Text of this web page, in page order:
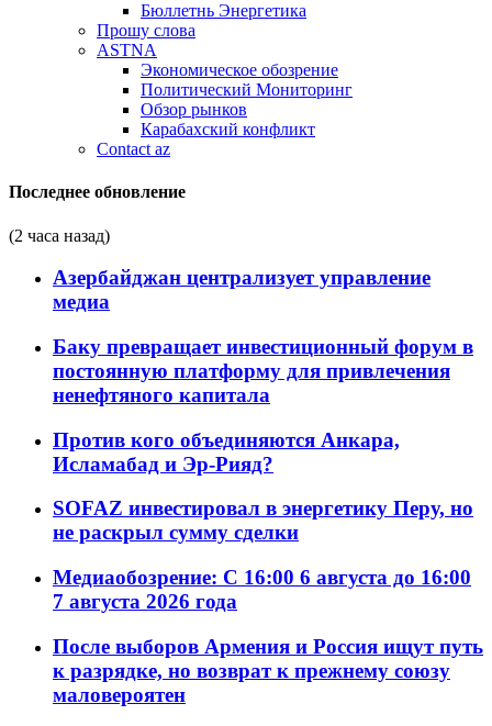
Бюллетнь Энергетика
Прошу слова
ASTNA
Экономическое обозрение
Политический Мониторинг
Обзор рынков
Карабахский конфликт
Contact az
Последнее обновление
(2 часа назад)
Азербайджан централизует управление
медиа
Баку превращает инвестиционный форум в
постоянную платформу для привлечения
ненефтяного капитала
Против кого объединяются Анкара,
Исламабад и Эр-Рияд?
SOFAZ инвестировал в энергетику Перу, но
не раскрыл сумму сделки
Медиаобозрение: С 16:00 6 августа до 16:00
7 августа 2026 года
После выборов Армения и Россия ищут путь
к разрядке, но возврат к прежнему союзу
маловероятен